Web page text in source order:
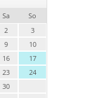
Sa
So
2
3
9
10
16
17
23
24
30